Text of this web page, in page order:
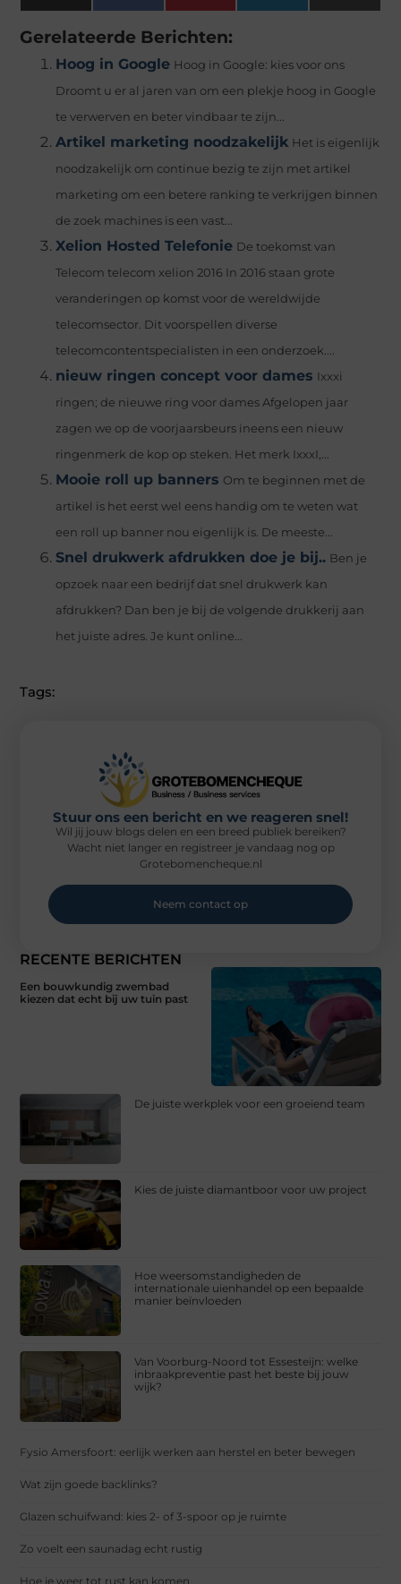
(Twitter)
Gerelateerde Berichten:
Hoog in Google Hoog in Google: kies voor ons
Droomt u er al jaren van om een plekje hoog in Google
te verwerven en beter vindbaar te zijn...
Artikel marketing noodzakelijk Het is eigenlijk
noodzakelijk om continue bezig te zijn met artikel
marketing om een betere ranking te verkrijgen binnen
de zoek machines is een vast...
Xelion Hosted Telefonie De toekomst van
Telecom telecom xelion 2016 In 2016 staan grote
veranderingen op komst voor de wereldwijde
telecomsector. Dit voorspellen diverse
telecomcontentspecialisten in een onderzoek....
nieuw ringen concept voor dames Ixxxi
ringen; de nieuwe ring voor dames Afgelopen jaar
zagen we op de voorjaarsbeurs ineens een nieuw
ringenmerk de kop op steken. Het merk IxxxI,...
Mooie roll up banners Om te beginnen met de
artikel is het eerst wel eens handig om te weten wat
een roll up banner nou eigenlijk is. De meeste...
Snel drukwerk afdrukken doe je bij.. Ben je
opzoek naar een bedrijf dat snel drukwerk kan
afdrukken? Dan ben je bij de volgende drukkerij aan
het juiste adres. Je kunt online...
Tags:
RECENTE BERICHTEN
Een bouwkundig zwembad
kiezen dat echt bij uw tuin past
De juiste werkplek voor een groeiend team
Kies de juiste diamantboor voor uw project
Hoe weersomstandigheden de
internationale uienhandel op een bepaalde
manier beïnvloeden
Van Voorburg-Noord tot Essesteijn: welke
inbraakpreventie past het beste bij jouw
wijk?
Fysio Amersfoort: eerlijk werken aan herstel en beter bewegen
Wat zijn goede backlinks?
Glazen schuifwand: kies 2- of 3-spoor op je ruimte
Zo voelt een saunadag echt rustig
Hoe je weer tot rust kan komen
Stuur ons een bericht en we reageren snel!
Wil jij jouw blogs delen en een breed publiek bereiken?
Wacht niet langer en registreer je vandaag nog op
Grotebomencheque.nl
Neem contact op